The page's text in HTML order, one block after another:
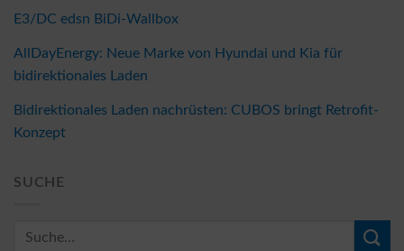
E3/DC edsn BiDi-Wallbox
AllDayEnergy: Neue Marke von Hyundai und Kia für
bidirektionales Laden
Bidirektionales Laden nachrüsten: CUBOS bringt Retrofit-
Konzept
SUCHE